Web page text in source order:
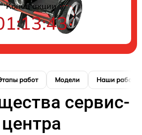
Конец акции
работ Модели Наши работы
сервис-
центра